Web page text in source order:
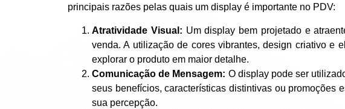
principais razões pelas quais um display é importante no PDV:
Atratividade Visual: Um display bem projetado e
venda. A utilização de cores vibrantes, design criativo e
explorar o produto em maior detalhe.
Comunicação de Mensagem: O display pode ser
seus benefícios, características distintivas ou promoções
sua percepção.